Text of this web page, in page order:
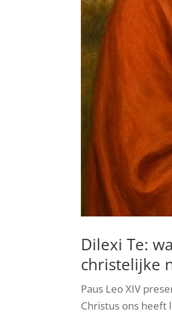
Dilexi Te:
christelijke
Paus Leo XIV
Christus ons heeft